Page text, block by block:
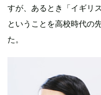
すが、あるとき「イギリ
ということを高校時代の
た。